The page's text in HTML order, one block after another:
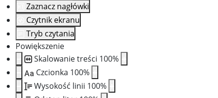
Zaznacz nagłówki
Czytnik ekranu
Tryb czytania
Powiększenie
Skalowanie treści 100%
Aa Czcionka 100%
Wysokość linii 100%